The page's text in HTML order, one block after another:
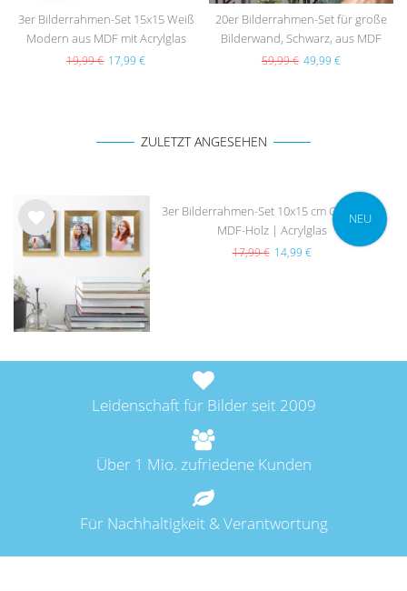
3er Bilderrahmen-Set 15x15 Weiß
Modern aus MDF mit Acrylglas
19,99 € 17,99 €
20er Bilderrahmen-Set für große
Bilderwand, Schwarz, aus MDF
59,99 € 49,99 €
ZULETZT ANGESEHEN
Wu
nsc
e
NEU
3er Bilderrahmen-Set 10x15 cm Gold breit
MDF-Holz | Acrylglas
17,99 € 14,99 €
Leidenschaft für Bilder seit 2009
Über 1 Mio. zufriedene Kunden
Für Nachhaltigkeit & Verantwortung